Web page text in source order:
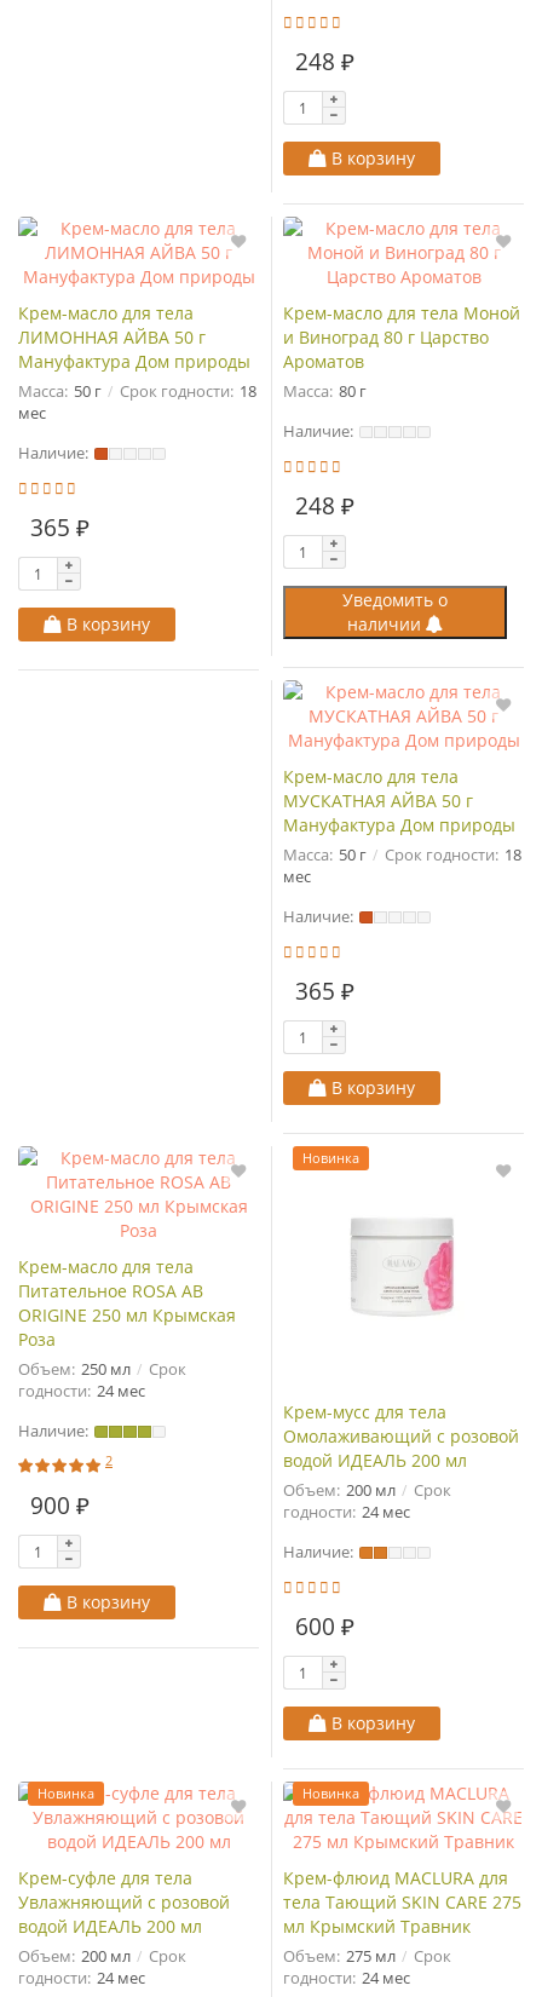
248 ₽
В корзину
Крем-масло для тела
ЛИМОННАЯ АЙВА 50 г
Мануфактура Дом природы
Масса: 50 г Срок годности: 18
мес
Наличие:
365 ₽
В корзину
Крем-масло для тела Моной
и Виноград 80 г Царство
Ароматов
Масса: 80 г
Наличие:
248 ₽
Уведомить о
наличии
Крем-масло для тела
МУСКАТНАЯ АЙВА 50 г
Мануфактура Дом природы
Масса: 50 г Срок годности: 18
мес
Наличие:
365 ₽
В корзину
Крем-масло для тела
Питательное ROSA AB
ORIGINE 250 мл Крымская
Роза
Объем: 250 мл
Срок
годности: 24 мес
Наличие:
2
900 ₽
В корзину
Новинка
Крем-мусс для тела
Омолаживающий с розовой
водой ИДЕАЛЬ 200 мл
Объем: 200 мл
Срок
годности: 24 мес
Наличие:
600 ₽
В корзину
Новинка
Крем-суфле для тела
Увлажняющий с розовой
водой ИДЕАЛЬ 200 мл
Объем: 200 мл
Срок
годности: 24 мес
Новинка
Крем-флюид MACLURA для
тела Тающий SKIN CARE 275
мл Крымский Травник
Объем: 275 мл
Срок
годности: 24 мес